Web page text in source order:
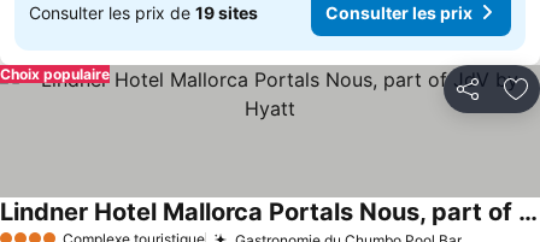
Consulter les prix de 19 sites Consulter les prix
Partager
Choix populaire
Complexe touristique
Lindner Hotel Mallorca Portals Nous, part of JdV by Hyatt